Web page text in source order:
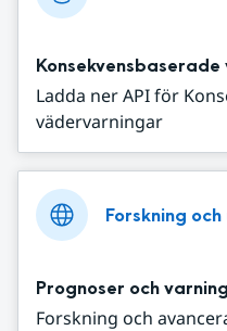
Ladda ner API för
vädervarningar
Forskning
Prognoser och
Forskning och